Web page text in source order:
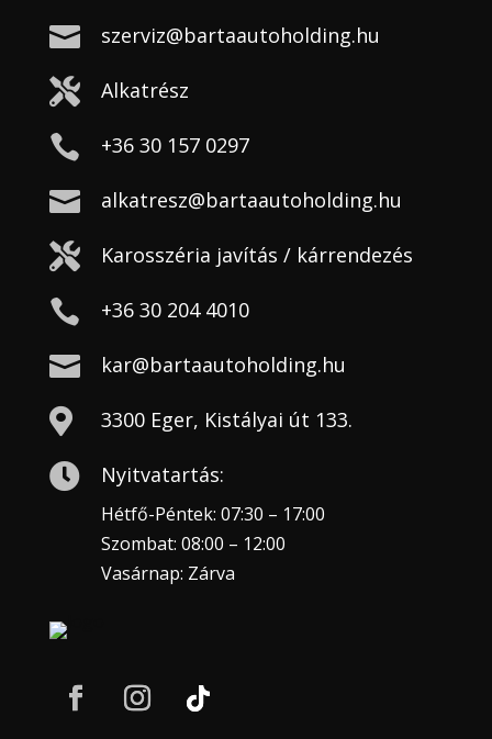
 szerviz@bartaautoholding.hu
 Alkatrész
 +36 30 157 0297
 alkatresz@bartaautoholding.hu
 Karosszéria javítás / kárrendezés
 +36 30 204 4010
 kar@bartaautoholding.hu
 3300 Eger, Kistályai út 133.
 Nyitvatartás:
Hétfő-Péntek: 07:30 – 17:00
Szombat: 08:00 – 12:00
Vasárnap: Zárva